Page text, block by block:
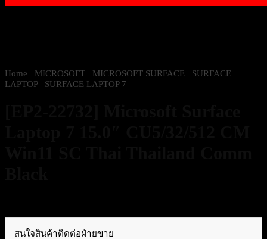
Home MICROSOFT MICROSOFT SURFACE
SURFACE
LAPTOP
SURFACE LAPTOP 7
สนใจสินค้าติดต่อฝ่ายขาย